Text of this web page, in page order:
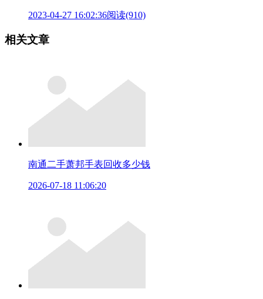
2023-04-27 16:02:36阅读(910)
相关文章
南通二手萧邦手表回收多少钱
2026-07-18 11:06:20